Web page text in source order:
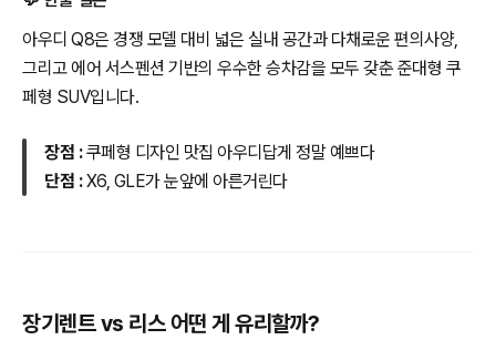
아우디 Q8은 경쟁 모델 대비 넓은 실내 공간과 다채로운 편의사양,
그리고 에어 서스펜션 기반의 우수한 승차감을 모두 갖춘 준대형 쿠
페형 SUV입니다.
장점 :쿠페형 디자인 맛집 아우디답게 정말 예쁘다
단점 :X6, GLE가 눈앞에 아른거린다
장기렌트 vs 리스 어떤 게 유리할까?